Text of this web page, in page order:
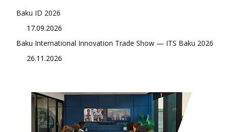
Baku ID 2026
17.09.2026
Baku International Innovation Trade Show — ITS Baku 2026
26.11.2026